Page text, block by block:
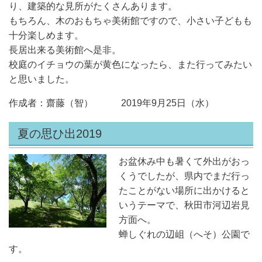
り、建築的な見所がたくさんあります。
もちろん、木のおもちゃ美術館ですので、小さい子どもも
十分楽しめます。
長居出来る美術館へ是非。
校庭のイチョウの葉が黄色になったら、また行ってみたい
と思いました。
作成者：齋藤（智） 2019年9月25日（水）
夏の思ひ出2019
お盆休み中も暑くて外出がおっ
くうでしたが、県内でまだ行っ
たことがない場所に出かけると
いうテーマで、秋田市河辺岩見
方面へ。
蝉しぐれの辺岨（へそ）公園で
す。